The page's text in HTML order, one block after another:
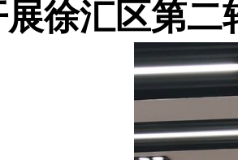
徐汇区第二